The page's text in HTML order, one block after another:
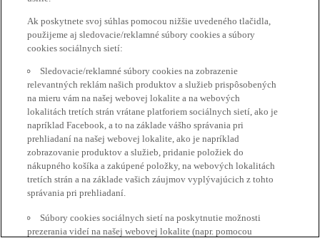
Ak poskytnete svoj súhlas pomocou nižšie uvedeného tlačidla,
použijeme aj sledovacie/reklamné súbory cookies a súbory
cookies sociálnych sietí:
Sledovacie/reklamné súbory cookies na zobrazenie
relevantných reklám našich produktov a služieb prispôsobených
na mieru vám na našej webovej lokalite a na webových
lokalitách tretích strán vrátane platforiem sociálnych sietí, ako je
napríklad Facebook, a to na základe vášho správania pri
prehliadaní na našej webovej lokalite, ako je napríklad
zobrazovanie produktov a služieb, pridanie položiek do
nákupného košíka a zakúpené položky, na webových lokalitách
tretích strán a na základe vašich záujmov vyplývajúcich z tohto
správania pri prehliadaní.
Súbory cookies sociálnych sietí na poskytnutie možnosti
prezerania videí na našej webovej lokalite (napr. pomocou